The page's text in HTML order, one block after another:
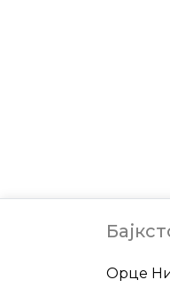
Орце
Address